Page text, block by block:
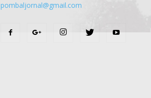
pombaljornal@gmail.com